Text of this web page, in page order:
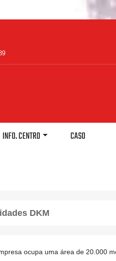
INFO. CENTRO CASO
DKM
ocupa uma área de 20.000